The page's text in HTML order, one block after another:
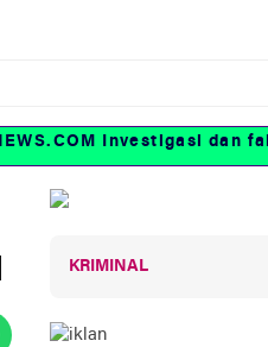
Investigasi dan fakta
KRIMINAL